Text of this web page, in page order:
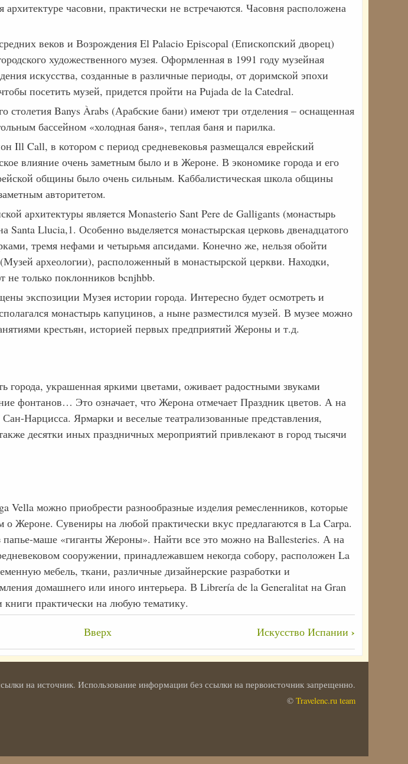
часовни, практически не встречаются. Часовня расположена
веков и Возрождения El Palacio Episcopal (Епископский дворец)
художественного музея. Оформленная в 1991 году музейная
искусства, созданные в различные периоды, от доримской эпохи
посетить музей, придется пройти на Pujada de la Catedral.
столетия Banys Àrabs (Арабские бани) имеют три отделения – оснащенная
бассейном «холодная баня», теплая баня и парилка.
Ill Call, в котором с период средневековья размещался еврейский
влияние очень заметным было и в Жероне. В экономике города и его
общины было очень сильным. Каббалистическая школа общины
авторитетом.
архитектуры является Monasterio Sant Pere de Galligants (монастырь
Santa Llucia,1. Особенно выделяется монастырская церковь двенадцатого
тремя нефами и четырьмя апсидами. Конечно же, нельзя обойти
археологии), расположенный в монастырской церкви. Находки,
не только поклонников bcnjhbb.
экспозиции Музея истории города. Интересно будет осмотреть и
монастырь капуцинов, а ныне разместился музей. В музее можно
крестьян, историей первых предприятий Жероны и т.д.
города, украшенная яркими цветами, оживает радостными звуками
фонтанов… Это означает, что Жерона отмечает Праздник цветов. А на
Нарцисса. Ярмарки и веселые театрализованные представления,
десятки иных праздничных мероприятий привлекают в город тысячи
Vella можно приобрести разнообразные изделия ремесленников, которые
Жероне. Сувениры на любой практически вкус предлагаются в La Carpa.
папье-маше «гиганты Жероны». Найти все это можно на Ballesteries. А на
сооружении, принадлежавшем некогда собору, расположен La
мебель, ткани, различные дизайнерские разработки и
домашнего или иного интерьера. В Librería de la Generalitat на Gran
практически на любую тематику.
Вверх Искусство Испании ›
на источник. Использование информации без ссылки на первоисточник запрещенно.
© Travelenc.ru team